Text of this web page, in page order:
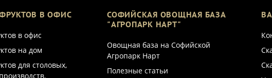
В ОФИС
в офис
на дом
для столовых,
СОФИЙСКАЯ ОВОЩНАЯ БАЗА
"АГРОПАРК НАРТ"
Овощная база на Софийской
Агропарк Нарт
Полезные статьи